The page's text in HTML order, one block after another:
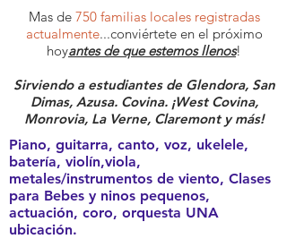
Mas de 750 familias locales registradas
actualmente...conviértete en el próximo
hoyantes de que estemos llenos!
Sirviendo a estudiantes de Glendora, San
Dimas, Azusa. Covina. ¡West Covina,
Monrovia, La Verne, Claremont y más!
Piano, guitarra, canto, voz, ukelele,
batería, violín,viola,
metales/instrumentos de viento, Clases
para Bebes y ninos pequenos,
actuación, coro, orquesta UNA
ubicación.